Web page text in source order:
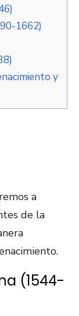
1662)
y
a
de la
(1544-